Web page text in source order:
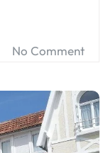
No Comment